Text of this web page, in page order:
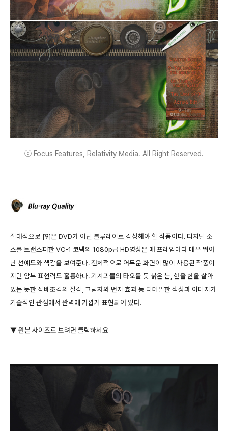
ⓒ Focus Features, Relativity Media. All Right Reserved.
절대적으로 [9]은 DVD가 아닌 블루레이로 감상해야 할 작품이다. 디지털 소
스를 트랜스퍼한 VC-1 코덱의 1080p급 HD영상은 매 프레임마다 매우 뛰어
난 선예도와 색감을 보여준다. 전체적으로 어두운 화면이 많이 사용된 작품이
지만 암부 표현력도 훌륭하다. 기계괴물의 타오를 듯 붉은 눈, 한올 한올 살아
있는 듯한 삼베조각의 질감, 그림자와 먼지 효과 등 디테일한 색상과 이미지가
기술적인 관점에서 완벽에 가깝게 표현되어 있다.
▼ 원본 사이즈로 보려면 클릭하세요